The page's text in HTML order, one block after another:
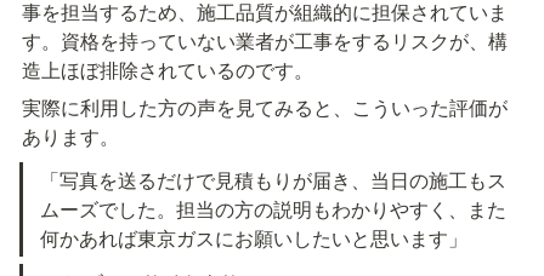
事を担当するため、施工品質が組織的に担保されていま
す。資格を持っていない業者が工事をするリスクが、構
造上ほぼ排除されているのです。
実際に利用した方の声を見てみると、こういった評価が
あります。
「写真を送るだけで見積もりが届き、当日の施工もス
ムーズでした。担当の方の説明もわかりやすく、また
何かあれば東京ガスにお願いしたいと思います」